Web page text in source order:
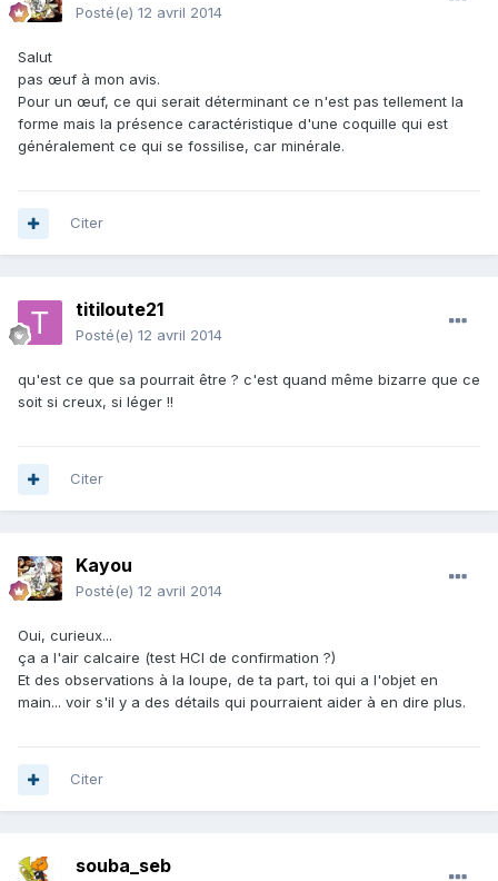
Posté(e) 12 avril 2014
Salut
pas œuf à mon avis.
Pour un œuf, ce qui serait déterminant ce n'est pas tellement la
forme mais la présence caractéristique d'une coquille qui est
généralement ce qui se fossilise, car minérale.
Citer
titiloute21
Posté(e) 12 avril 2014
qu'est ce que sa pourrait être ? c'est quand même bizarre que ce
soit si creux, si léger !!
Citer
Kayou
Posté(e) 12 avril 2014
Oui, curieux...
ça a l'air calcaire (test HCl de confirmation ?)
Et des observations à la loupe, de ta part, toi qui a l'objet en
main... voir s'il y a des détails qui pourraient aider à en dire plus.
Citer
souba_seb